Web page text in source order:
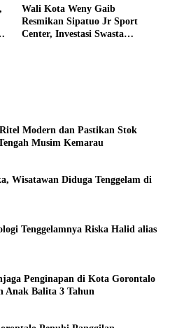
Wali Kota Weny Gaib
Resmikan Sipatuo Jr Sport
Center, Investasi Swasta
Modern dan Pastikan Stok
Musim Kemarau
Wisatawan Diduga Tenggelam di
Tenggelamnya Riska Halid alias
Penginapan di Kota Gorontalo
Anak Balita 3 Tahun